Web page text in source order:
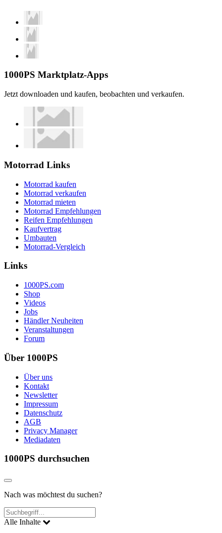
1000PS Marktplatz-Apps
Jetzt downloaden und kaufen, beobachten und verkaufen.
Motorrad Links
Motorrad kaufen
Motorrad verkaufen
Motorrad mieten
Motorrad Empfehlungen
Reifen Empfehlungen
Kaufvertrag
Umbauten
Motorrad-Vergleich
Links
1000PS.com
Shop
Videos
Jobs
Händler Neuheiten
Veranstaltungen
Forum
Über 1000PS
Über uns
Kontakt
Newsletter
Impressum
Datenschutz
AGB
Privacy Manager
Mediadaten
1000PS durchsuchen
Nach was möchtest du suchen?
Alle Inhalte